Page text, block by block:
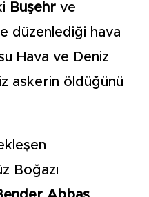
Buşehr ve
düzenlediği hava
Hava ve Deniz
askerin öldüğünü
Boğazı